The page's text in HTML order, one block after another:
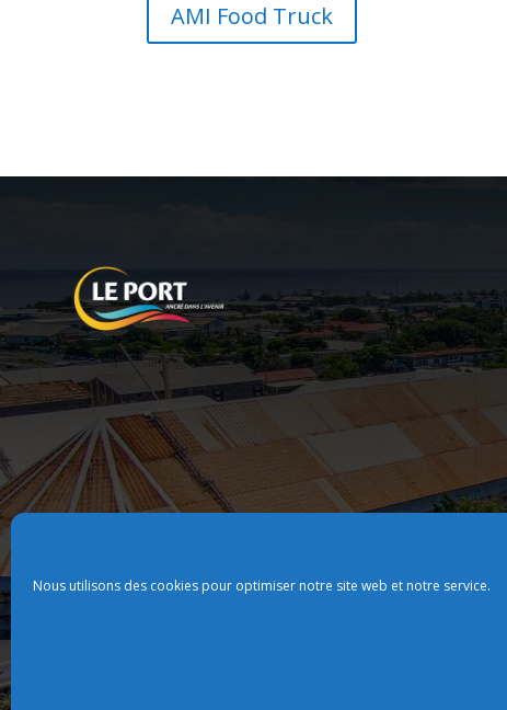
Nous utilisons des cookies pour optimiser notre site web et notre service.
AMI Food Truck